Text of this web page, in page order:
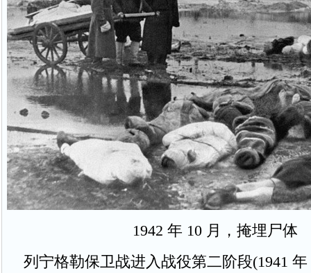
1942 年 10 月，掩埋尸体
列宁格勒保卫战进入战役第二阶段(1941